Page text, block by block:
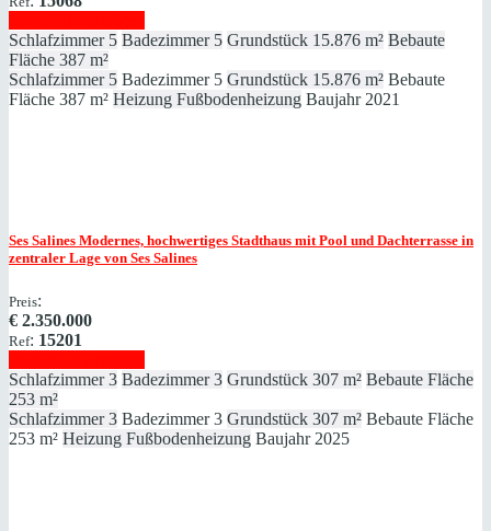
Schlafzimmer 5 Badezimmer 5 Grundstück 15.876 m² Bebaute
Fläche 387 m²
Schlafzimmer 5 Badezimmer 5 Grundstück 15.876 m² Bebaute
Fläche 387 m² Heizung Fußbodenheizung Baujahr 2021
Ses Salines Modernes, hochwertiges Stadthaus mit Pool und Dachterrasse in
zentraler Lage von Ses Salines
Preis:
€ 2.350.000
Ref: 15201
Schlafzimmer 3 Badezimmer 3 Grundstück 307 m² Bebaute Fläche
253 m²
Schlafzimmer 3 Badezimmer 3 Grundstück 307 m² Bebaute Fläche
253 m² Heizung Fußbodenheizung Baujahr 2025